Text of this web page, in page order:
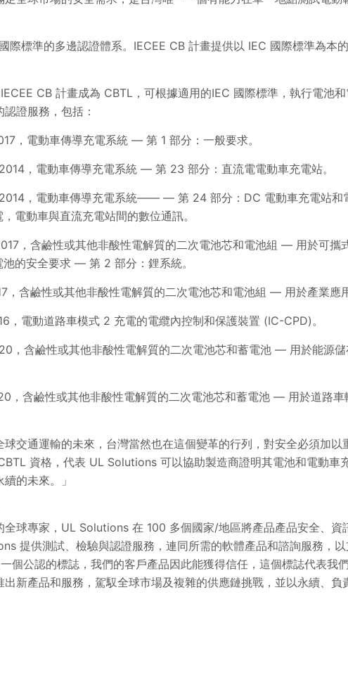
際標準的多邊認證體系。IECEE CB 計畫提供以 IEC 國際標準為本
CB 計畫成為 CBTL，可根據適用的IEC 國際標準，執行電池和
證服務，包括：
，電動車傳導充電系統 — 第 1 部分：一般要求。
，電動車傳導充電系統 — 第 23 部分：直流電電動車充電站。
，電動車傳導充電系統—— — 第 24 部分：DC 電動車充電站和
電動車與直流充電站間的數位通訊。
，含鹼性或其他非酸性電解質的二次電池芯和電池組 — 用於可攜
池的安全要求 — 第 2 部分：鋰系統。
，含鹼性或其他非酸性電解質的二次電池芯和電池組 — 用於產業應
，電動道路車模式 2 充電的電纜內控制和保護裝置 (IC-CPD)。
，含鹼性或其他非酸性電解質的二次電池芯和蓄電池 — 用於能源
，含鹼性或其他非酸性電解質的二次電池芯和蓄電池 — 用於道路車
球交通運輸的未來，台灣當然也在這個變革的行列，對安全必須加
資格，代表 UL Solutions 可以協助製造商證明其電池和電動車
的未來。」
全球專家，UL Solutions 在 100 多個國家/地區將產品產品安全、資
提供測試、檢驗與認證服務，連同所需的軟體產品和諮詢服務，
個公認的標誌，我們的客戶產品因此能獲得信任，這個標誌代表我
出新產品和服務，駕馭全球市場及複雜的供應鏈挑戰，並以永續、